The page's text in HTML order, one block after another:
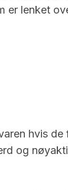
er lenket
hvis de
og